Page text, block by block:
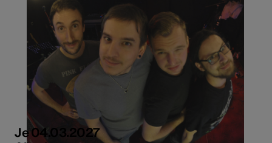
Je 04.03.2027